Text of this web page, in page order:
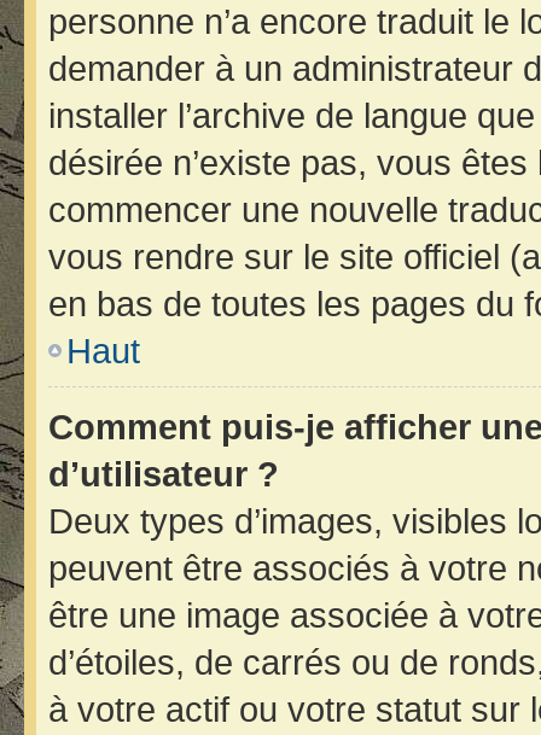
personne n’a encore traduit le
demander à un administrateur
installer l’archive de langue
désirée n’existe pas, vous
commencer une nouvelle
vous rendre sur le site officiel
en bas de toutes les pages du
Haut
Comment puis-je afficher
d’utilisateur ?
Deux types d’images, visibles
peuvent être associés à votre
être une image associée à
d’étoiles, de carrés ou de
à votre actif ou votre statut sur